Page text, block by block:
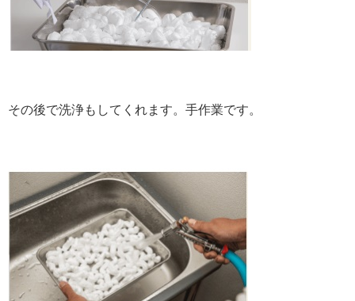
その後で洗浄もしてくれます。手作業です。